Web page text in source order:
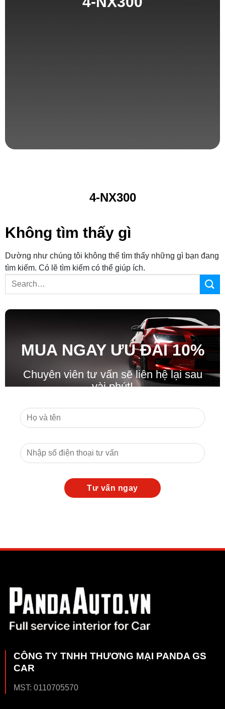
4-NX300
Không tìm thấy gì
Dường như chúng tôi không thể tìm thấy những gì bạn đang
tìm kiếm. Có lẽ tìm kiếm có thể giúp ích.
MUA NGAY ƯU ĐÃI10%
Chuyên viên tư vấn sẽ liên hệ lại sau
vài phút!
CÔNG TY TNHH THƯƠNG MẠI PANDA GS
CAR
MST: 0110705570